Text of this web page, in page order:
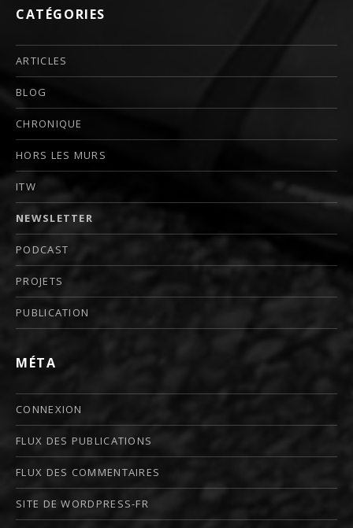
CATÉGORIES
ARTICLES
BLOG
CHRONIQUE
HORS LES MURS
ITW
NEWSLETTER
PODCAST
PROJETS
PUBLICATION
MÉTA
CONNEXION
FLUX DES PUBLICATIONS
FLUX DES COMMENTAIRES
SITE DE WORDPRESS-FR